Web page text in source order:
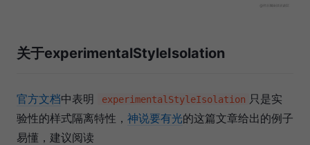
关于experimentalStyleIsolation
官方文档中表明 experimentalStyleIsolation 只是实
验性的样式隔离特性， 神说要有光的这篇文章给出的例子
易懂，建议阅读